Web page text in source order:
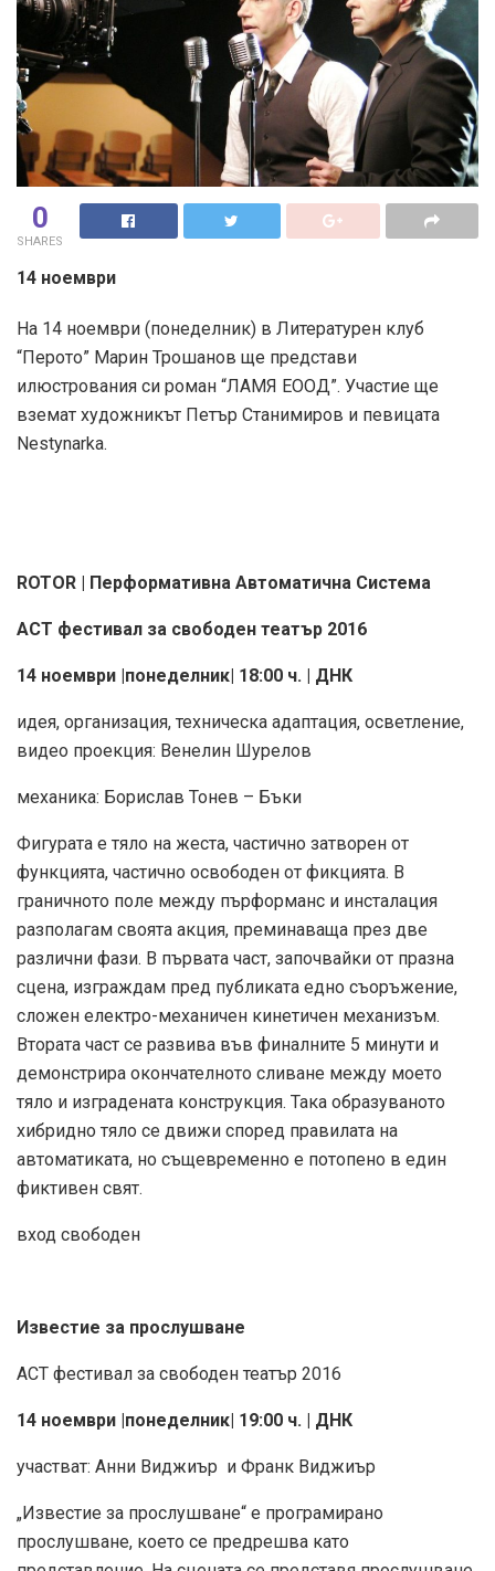
0
SHARES
14 ноември
На 14 ноември (понеделник) в Литературен клуб
“Перото” Марин Трошанов ще представи
илюстрования си роман “ЛАМЯ ЕООД”. Участие ще
вземат художникът Петър Станимиров и певицата
Nestynarka.
RОТОR | Перформативна Автоматична Система
АСТ фестивал за свободен театър 2016
14 ноември |понеделник| 18:00 ч. | ДНК
идея, организация, техническа адаптация, осветление,
видео проекция: Венелин Шурелов
механика: Борислав Тонев – Бъки
Фигурата е тяло на жеста, частично затворен от
функцията, частично освободен от фикцията. В
граничното поле между пърформанс и инсталация
разполагам своята акция, преминаваща през две
различни фази. В първата част, започвайки от празна
сцена, изграждам пред публиката едно съоръжение,
сложен електро-механичен кинетичен механизъм.
Втората част се развива във финалните 5 минути и
демонстрира окончателното сливане между моето
тяло и изградената конструкция. Така образуваното
хибридно тяло се движи според правилата на
автоматиката, но същевременно е потопено в един
фиктивен свят.
вход свободен
Известие за прослушване
АСТ фестивал за свободен театър 2016
14 ноември |понеделник| 19:00 ч. | ДНК
участват: Анни Виджиър и Франк Виджиър
„Известие за прослушване“ е програмирано
прослушване, което се предрешва като